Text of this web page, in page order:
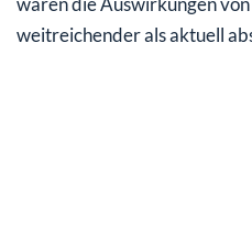
weitreichender als aktuell